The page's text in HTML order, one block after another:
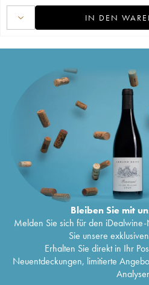
IN DEN
Bleiben Sie mit
Melden Sie sich für den
Sie unsere
Erhalten Sie direkt in Ihr
Neuentdeckungen, limitierte